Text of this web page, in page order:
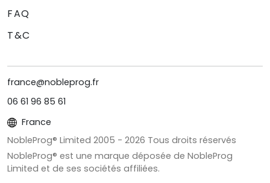
FAQ
T&C
france@nobleprog.fr
06 61 96 85 61
France
NobleProg® Limited 2005 - 2026 Tous droits réservés
NobleProg® est une marque déposée de NobleProg
Limited et de ses sociétés affiliées.